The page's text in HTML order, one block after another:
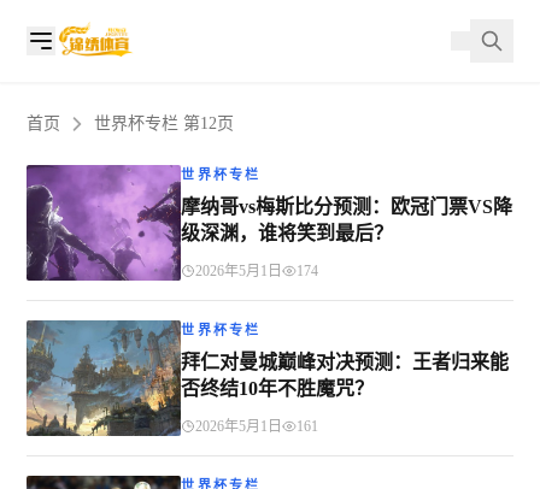
首页 世界杯专栏 第12页
世界杯专栏
摩纳哥vs梅斯比分预测：欧冠门票VS降
级深渊，谁将笑到最后？
2026年5月1日 174
世界杯专栏
拜仁对曼城巅峰对决预测：王者归来能
否终结10年不胜魔咒？
2026年5月1日 161
世界杯专栏